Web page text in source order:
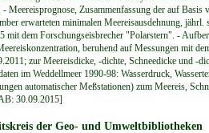
Meereisprognose, Zusammenfassung der auf Basis
erwarteten minimalen Meereisausdehnung,
mit dem Forschungseisbrecher "Polarstern". -
beruhend auf Messungen mit
zur Meereisdicke, -dichte, Schneedicke und -
im Weddellmeer 1990-98: Wasserdruck,
automatischer Meßstationen) zum Meereis,
30.09.2015]
der Geo- und Umweltbibliotheken